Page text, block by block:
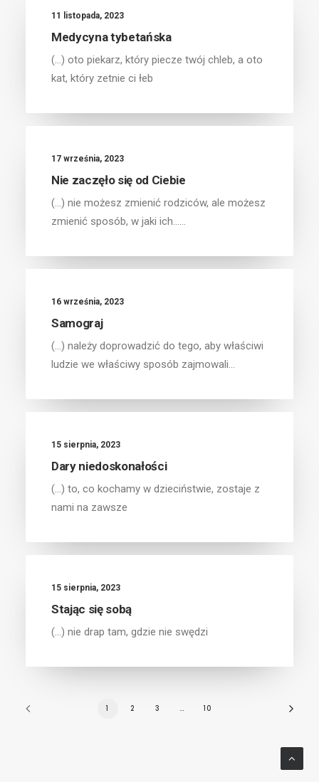
11 listopada, 2023
Medycyna tybetańska
(...) oto piekarz, który piecze twój chleb, a oto
kat, który zetnie ci łeb
17 września, 2023
Nie zaczęło się od Ciebie
(...) nie możesz zmienić rodziców, ale możesz
zmienić sposób, w jaki ich……
16 września, 2023
Samograj
(...) należy doprowadzić do tego, aby właściwi
ludzie we właściwy sposób zajmowali…
15 sierpnia, 2023
Dary niedoskonałości
(...) to, co kochamy w dzieciństwie, zostaje z
nami na zawsze
15 sierpnia, 2023
Stając się sobą
(...) nie drap tam, gdzie nie swędzi
1 2 3 … 10